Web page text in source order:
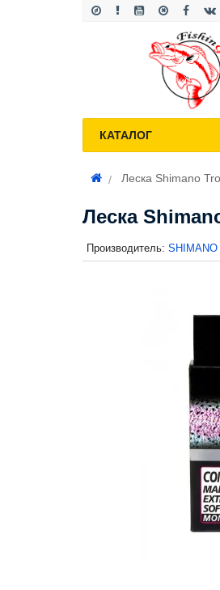
КАТАЛОГ
Леска Shimano
Леска
Производитель: SHIMANO